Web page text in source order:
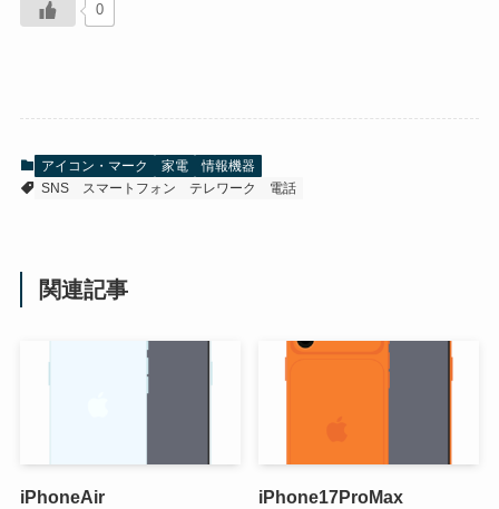
0
アイコン・マーク 家電
情報機器
SNS
スマートフォン テレワーク 電話
関連記事
iPhoneAir iPhone17ProMax